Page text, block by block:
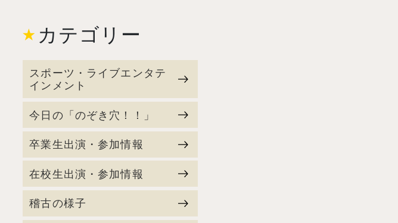
カテゴリー
スポーツ・ライブエンタテ
インメント
今日の「のぞき穴！！」
卒業生出演・参加情報
在校生出演・参加情報
稽古の様子